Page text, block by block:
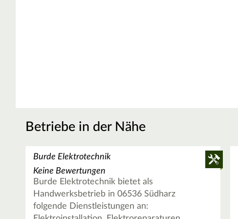
Betriebe in der Nähe
Burde Elektrotechnik
Keine Bewertungen
Burde Elektrotechnik bietet als
Handwerksbetrieb in 06536 Südharz
folgende Dienstleistungen an: